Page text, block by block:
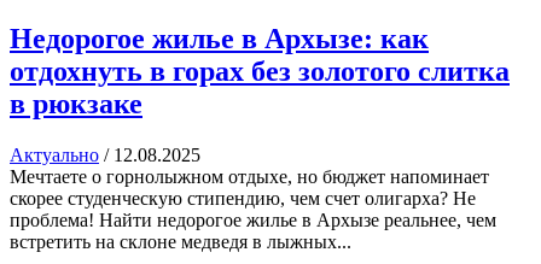
Недорогое жилье в Архызе: как
отдохнуть в горах без золотого слитка
в рюкзаке
Актуально / 12.08.2025
Мечтаете о горнолыжном отдыхе, но бюджет напоминает
скорее студенческую стипендию, чем счет олигарха? Не
проблема! Найти недорогое жилье в Архызе реальнее, чем
встретить на склоне медведя в лыжных...